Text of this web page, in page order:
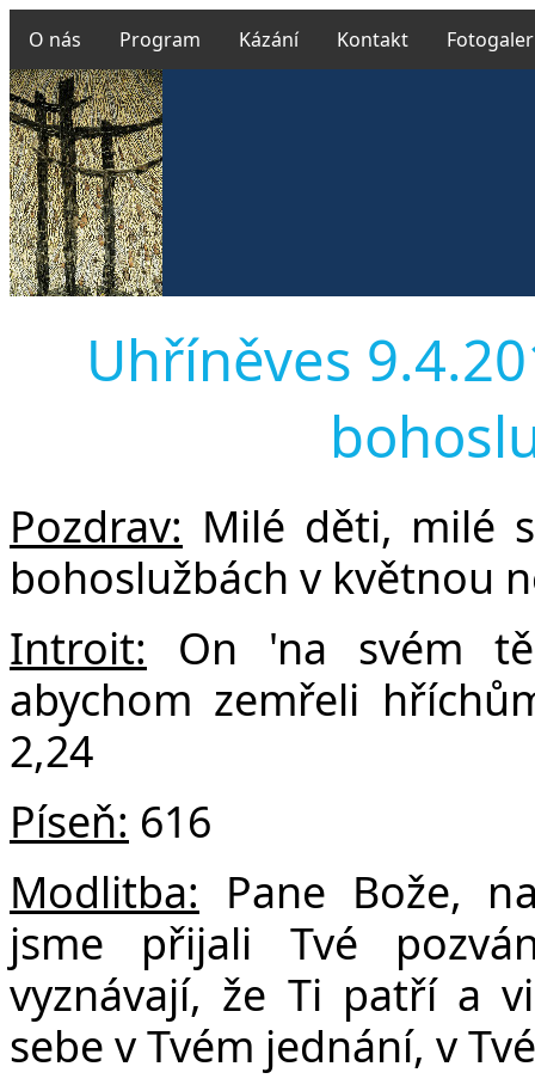
O nás Program Kázání Kontakt
Uhříněves
Pozdrav: Milé děti, milé
bohoslužbách v květnou
Introit:
On 'na svém
abychom zemřeli
2,24
Píseň: 616
Modlitba: Pane Bože,
jsme přijali Tvé
vyznávají, že Ti patří a
sebe v Tvém jednání, v